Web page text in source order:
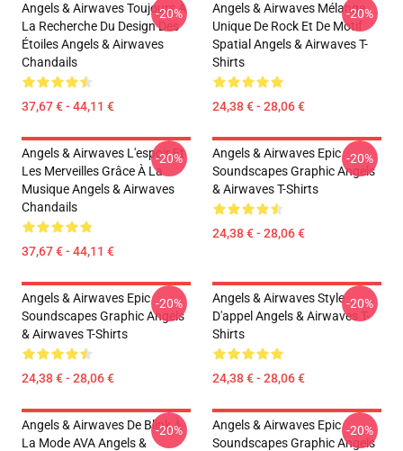
Angels & Airwaves Toujours À
La Recherche Du Design Des
Étoiles Angels & Airwaves
Chandails
37,67 € - 44,11 €
-20%
Angels & Airwaves Mélange
Unique De Rock Et De Motif
Spatial Angels & Airwaves T-
Shirts
24,38 € - 28,06 €
-20%
Angels & Airwaves L'espoir Et
Les Merveilles Grâce À La
Musique Angels & Airwaves
Chandails
37,67 € - 44,11 €
-20%
Angels & Airwaves Epic
Soundscapes Graphic Angels
& Airwaves T-Shirts
24,38 € - 28,06 €
-20%
Angels & Airwaves Epic
Soundscapes Graphic Angels
& Airwaves T-Shirts
24,38 € - 28,06 €
-20%
Angels & Airwaves Style
D'appel Angels & Airwaves T-
Shirts
24,38 € - 28,06 €
-20%
Angels & Airwaves De Blink À
La Mode AVA Angels &
-20%
Angels & Airwaves Epic
Soundscapes Graphic Angels
-20%